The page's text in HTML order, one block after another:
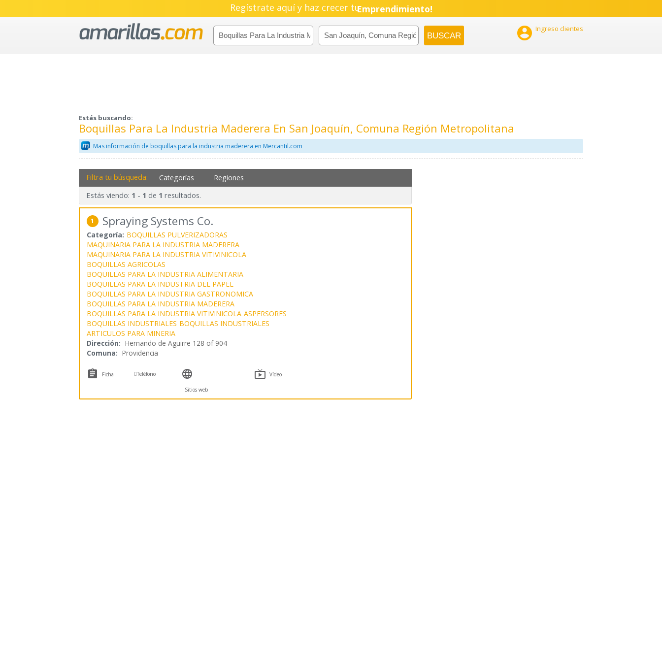
Regístrate aquí y haz crecer tuPyme!
Emprendimiento!
 Ingreso clientes
Estás buscando:
Boquillas Para La Industria Maderera En San Joaquín, Comuna Región Metropolitana
Mas información de boquillas para la industria maderera en Mercantil.com
Filtra tu búsqueda: Categorías Regiones
Estás viendo: 1 - 1 de 1 resultados.
1 Spraying Systems Co.
Categoría: BOQUILLAS PULVERIZADORAS
MAQUINARIA PARA LA INDUSTRIA MADERERA
MAQUINARIA PARA LA INDUSTRIA VITIVINICOLA
BOQUILLAS AGRICOLAS
BOQUILLAS PARA LA INDUSTRIA ALIMENTARIA
BOQUILLAS PARA LA INDUSTRIA DEL PAPEL
BOQUILLAS PARA LA INDUSTRIA GASTRONOMICA
BOQUILLAS PARA LA INDUSTRIA MADERERA
BOQUILLAS PARA LA INDUSTRIA VITIVINICOLA ASPERSORES
BOQUILLAS INDUSTRIALES BOQUILLAS INDUSTRIALES
ARTICULOS PARA MINERIA
Dirección: Hernando de Aguirre 128 of 904
Comuna: Providencia
 Ficha Teléfono 
Sitios web
 Vídeo